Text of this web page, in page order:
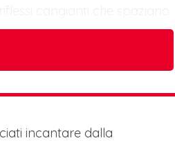
Meta ambita in ogni
visitatori da
incantare dalla